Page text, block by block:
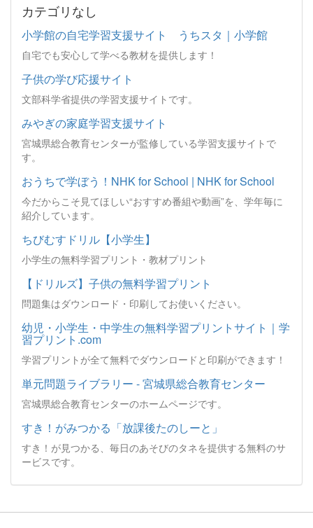
カテゴリなし
小学館の自宅学習支援サイト うちスタ｜小学館
自宅でも安心して学べる教材を提供します！
子供の学び応援サイト
文部科学省提供の学習支援サイトです。
みやぎの家庭学習支援サイト
宮城県総合教育センターが監修している学習支援サイトで
す。
おうちで学ぼう！NHK for School | NHK for School
今だからこそ見てほしい“おすすめ番組や動画”を、学年毎に
紹介しています。
ちびむすドリル【小学生】
小学生の無料学習プリント・教材プリント
【ドリルズ】子供の無料学習プリント
問題集はダウンロード・印刷してお使いください。
幼児・小学生・中学生の無料学習プリントサイト｜学
習プリント.com
学習プリントが全て無料でダウンロードと印刷ができます！
単元問題ライブラリー - 宮城県総合教育センター
宮城県総合教育センターのホームページです。
すき！がみつかる「放課後たのしーと」
すき！が見つかる、毎日のあそびのタネを提供する無料のサ
ービスです。